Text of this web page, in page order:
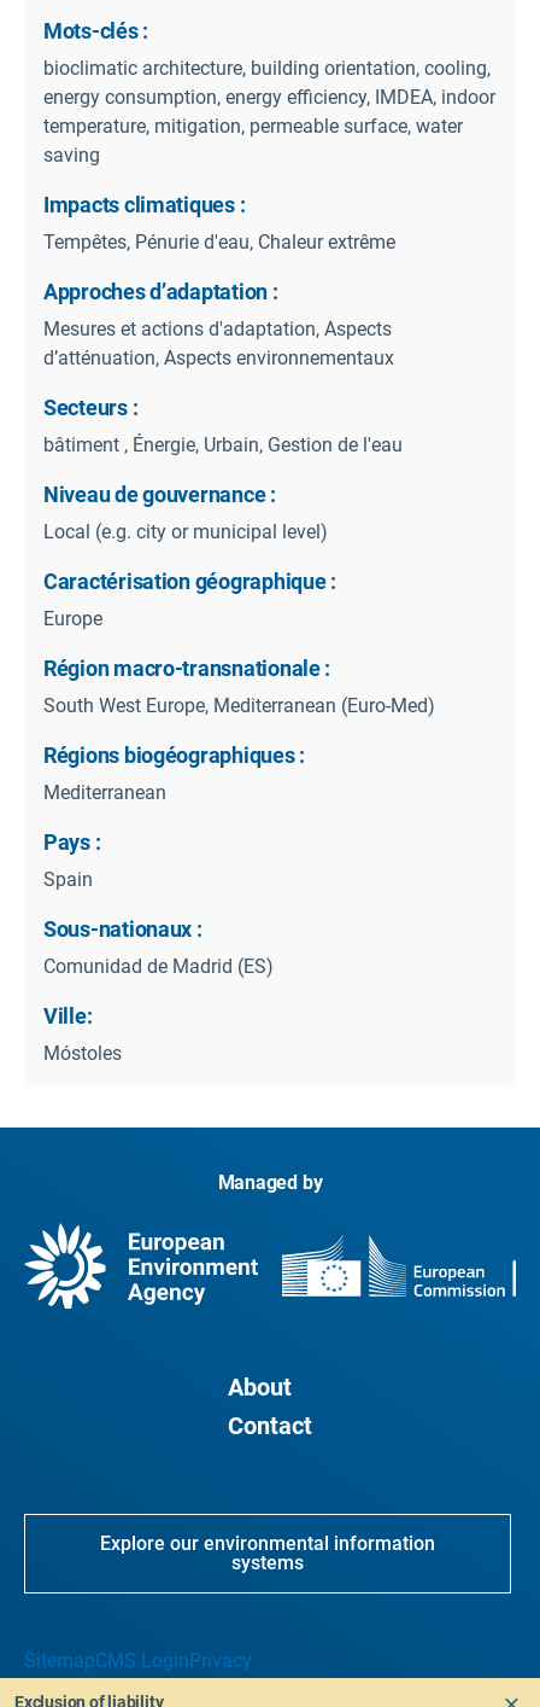
Mots-clés :
bioclimatic architecture, building orientation, cooling,
energy consumption, energy efficiency, IMDEA, indoor
temperature, mitigation, permeable surface, water
saving
Impacts climatiques :
Tempêtes, Pénurie d'eau, Chaleur extrême
Approches d’adaptation :
Mesures et actions d'adaptation, Aspects
d’atténuation, Aspects environnementaux
Secteurs :
bâtiment , Énergie, Urbain, Gestion de l'eau
Niveau de gouvernance :
Local (e.g. city or municipal level)
Caractérisation géographique :
Europe
Région macro-transnationale :
South West Europe, Mediterranean (Euro-Med)
Régions biogéographiques :
Mediterranean
Pays :
Spain
Sous-nationaux :
Comunidad de Madrid (ES)
Ville:
Móstoles
Managed by
About
Contact
Explore our environmental information
systems
SitemapCMS LoginPrivacy
Exclusion of liability